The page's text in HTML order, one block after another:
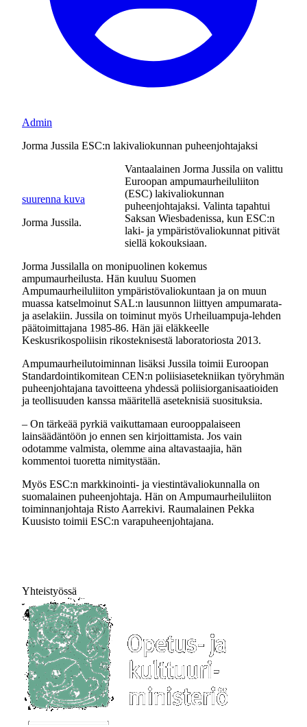
Admin
Jorma Jussila ESC:n lakivaliokunnan puheenjohtajaksi
suurenna kuva
Jorma Jussila.
Vantaalainen Jorma Jussila on valittu
Euroopan ampumaurheiluliiton
(ESC) lakivaliokunnan
puheenjohtajaksi. Valinta tapahtui
Saksan Wiesbadenissa, kun ESC:n
laki- ja ympäristövaliokunnat pitivät
siellä kokouksiaan.
Jorma Jussilalla on monipuolinen kokemus
ampumaurheilusta. Hän kuuluu Suomen
Ampumaurheiluliiton ympäristövaliokuntaan ja on muun
muassa katselmoinut SAL:n lausunnon liittyen ampumarata-
ja aselakiin. Jussila on toiminut myös Urheiluampuja-lehden
päätoimittajana 1985-86. Hän jäi eläkkeelle
Keskusrikospoliisin rikosteknisestä laboratoriosta 2013.
Ampumaurheilutoiminnan lisäksi Jussila toimii Euroopan
Standardointikomitean CEN:n poliisiasetekniikan työryhmän
puheenjohtajana tavoitteena yhdessä poliisiorganisaatioiden
ja teollisuuden kanssa määritellä aseteknisiä suosituksia.
– On tärkeää pyrkiä vaikuttamaan eurooppalaiseen
lainsäädäntöön jo ennen sen kirjoittamista. Jos vain
odotamme valmista, olemme aina altavastaajia, hän
kommentoi tuoretta nimitystään.
Myös ESC:n markkinointi- ja viestintävaliokunnalla on
suomalainen puheenjohtaja. Hän on Ampumaurheiluliiton
toiminnanjohtaja Risto Aarrekivi. Raumalainen Pekka
Kuusisto toimii ESC:n varapuheenjohtajana.
Yhteistyössä